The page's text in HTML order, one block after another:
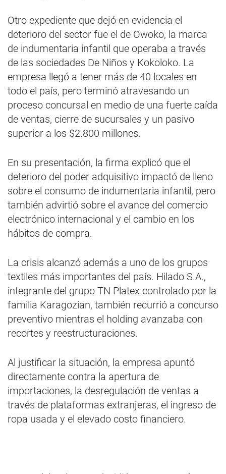
Otro expediente que dejó en evidencia el
deterioro del sector fue el de Owoko, la marca
de indumentaria infantil que operaba a través
de las sociedades De Niños y Kokoloko. La
empresa llegó a tener más de 40 locales en
todo el país, pero terminó atravesando un
proceso concursal en medio de una fuerte caída
de ventas, cierre de sucursales y un pasivo
superior a los $2.800 millones.
En su presentación, la firma explicó que el
deterioro del poder adquisitivo impactó de lleno
sobre el consumo de indumentaria infantil, pero
también advirtió sobre el avance del comercio
electrónico internacional y el cambio en los
hábitos de compra.
La crisis alcanzó además a uno de los grupos
textiles más importantes del país. Hilado S.A.,
integrante del grupo TN Platex controlado por la
familia Karagozian, también recurrió a concurso
preventivo mientras el holding avanzaba con
recortes y reestructuraciones.
Al justificar la situación, la empresa apuntó
directamente contra la apertura de
importaciones, la desregulación de ventas a
través de plataformas extranjeras, el ingreso de
ropa usada y el elevado costo financiero.